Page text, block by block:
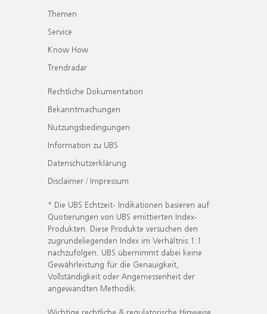
Themen
Service
Know How
Trendradar
Rechtliche Dokumentation
Bekanntmachungen
Nutzungsbedingungen
Information zu UBS
Datenschutzerklärung
Disclaimer / Impressum
* Die UBS Echtzeit- Indikationen basieren auf
Quotierungen von UBS emittierten Index-
Produkten. Diese Produkte versuchen den
zugrundeliegenden Index im Verhältnis 1:1
nachzufolgen. UBS übernimmt dabei keine
Gewährleistung für die Genauigkeit,
Vollständigkeit oder Angemessenheit der
angewandten Methodik.